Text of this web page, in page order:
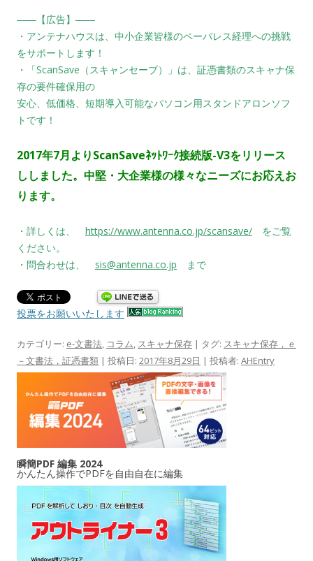
――【広告】――
・アンテナハウスは、中小企業皆様のペーパレス経理への挑戦
をサポートします！
・「ScanSave（スキャンセーブ）」は、証憑書類のスキャナ保
存の要件確保用の
安心、低価格、短期導入可能なパソコン用スタンドアロンソフ
トです！
2017年7月よりScanSaveﾈｯﾄﾜｰｸ接続版-V3をリリース
ししました。 中堅・大企業様の様々なニーズにお応えお
ります。
・詳しくは、 https://www.antenna.co.jp/scansave/ をご覧
ください。
・問合わせは、 sis@antenna.co.jp まで
投票をお願いいたします
カテゴリー: e-文書法, コラム, スキャナ保存 | タグ: スキャナ保存，ｅ
－文書法，証憑書類 | 投稿日: 2017年8月29日 | 投稿者: AHEntry
瞬簡PDF 編集 2024
かんたん操作でPDFを自由自在に編集